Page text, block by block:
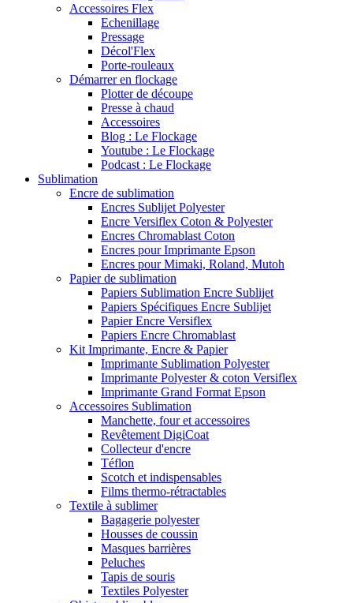
Accessoires Flex
Echenillage
Pressage
Décol'Flex
Porte-rouleaux
Démarrer en flockage
Plotter de découpe
Presse à chaud
Accessoires
Blog : Le Flockage
Youtube : Le Flockage
Podcast : Le Flockage
Sublimation
Encre de sublimation
Encres Sublijet Polyester
Encre Versiflex Coton & Polyester
Encres Chromablast Coton
Encres pour Imprimante Epson
Encres pour Mimaki, Roland, Mutoh
Papier de sublimation
Papiers Sublimation Encre Sublijet
Papiers Spécifiques Encre Sublijet
Papier Encre Versiflex
Papiers Encre Chromablast
Kit Imprimante, Encre & Papier
Imprimante Sublimation Polyester
Imprimante Polyester & coton Versiflex
Imprimante Grand Format Epson
Accessoires Sublimation
Manchette, four et accessoires
Revêtement DigiCoat
Collecteur d'encre
Téflon
Scotch et indispensables
Films thermo-rétractables
Textile à sublimer
Bagagerie polyester
Housses de coussin
Masques barrières
Peluches
Tapis de souris
Textiles Polyester